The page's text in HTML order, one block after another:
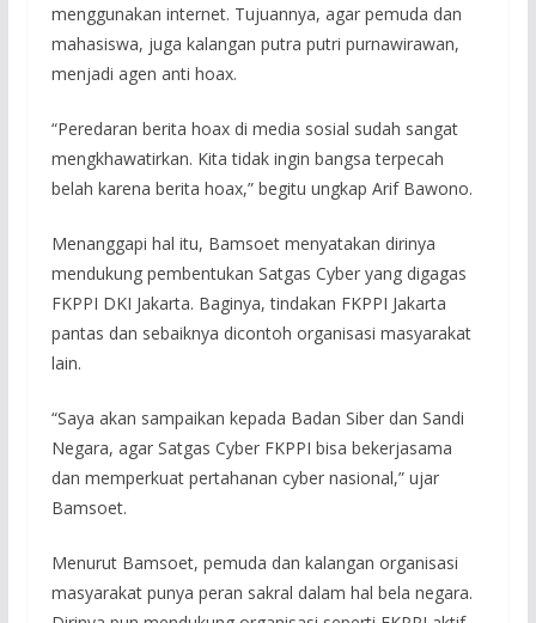
menggunakan internet. Tujuannya, agar pemuda dan
mahasiswa, juga kalangan putra putri purnawirawan,
menjadi agen anti hoax.
“Peredaran berita hoax di media sosial sudah sangat
mengkhawatirkan. Kita tidak ingin bangsa terpecah
belah karena berita hoax,” begitu ungkap Arif Bawono.
Menanggapi hal itu, ‎Bamsoet menyatakan dirinya
mendukung pembentukan Satgas Cyber yang digagas
FKPPI DKI Jakarta. Baginya, tindakan FKPPI Jakarta
pantas dan sebaiknya dicontoh organisasi masyarakat
lain.
“Saya akan sampaikan kepada Badan Siber dan Sandi
Negara, agar Satgas Cyber FKPPI bisa bekerjasama
dan memperkuat pertahanan cyber nasional,” ujar
Bamsoet.
Menurut Bamsoet, pemuda dan kalangan organisasi
masyarakat punya peran sakral dalam hal bela negara.